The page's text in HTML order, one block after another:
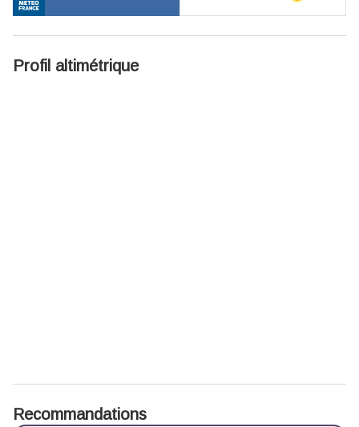
Profil altimétrique
Recommandations